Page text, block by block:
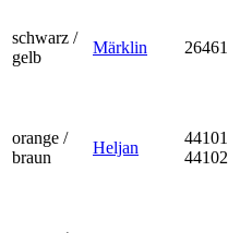
schwarz /
gelb
Märklin
orange /
braun
Heljan
44101
44102